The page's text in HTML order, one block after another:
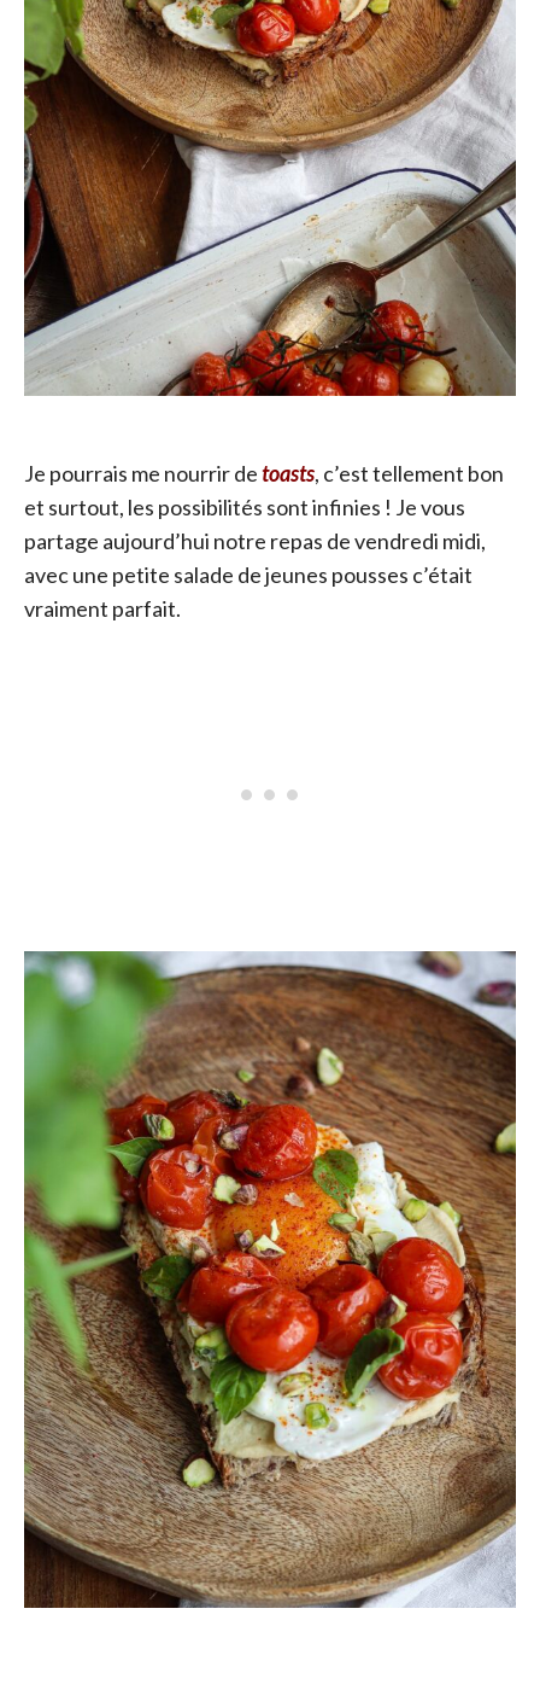
Je pourrais me nourrir detoasts, c’est tellement bon
et surtout, les possibilités sont infinies ! Je vous
partage aujourd’hui notre repas de vendredi midi,
avec une petite salade de jeunes pousses c’était
vraiment parfait.